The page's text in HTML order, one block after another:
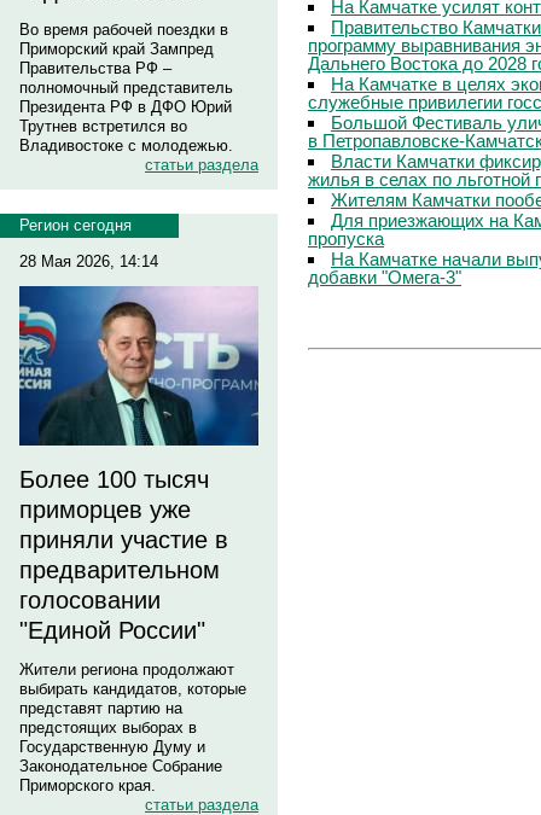
Во время рабочей поездки в
Приморский край Зампред
Правительства РФ –
полномочный представитель
Президента РФ в ДФО Юрий
Трутнев встретился во
Владивостоке с молодежью.
статьи раздела
Регион сегодня
28 Мая 2026, 14:14
Более 100 тысяч
приморцев уже
приняли участие в
предварительном
голосовании
"Единой России"
Жители региона продолжают
выбирать кандидатов, которые
представят партию на
предстоящих выборах в
Государственную Думу и
Законодательное Собрание
Приморского края.
статьи раздела
На Камчатке усилят
Правительство
программу выравнивания
Дальнего Востока до 2028
На Камчатке в целях
служебные привилегии
Большой Фестиваль
в Петропавловске-
Власти Камчатки
жилья в селах по льготной
Жителям Камчатки
Для приезжающих на
пропуска
На Камчатке начали
добавки "Омега-3"